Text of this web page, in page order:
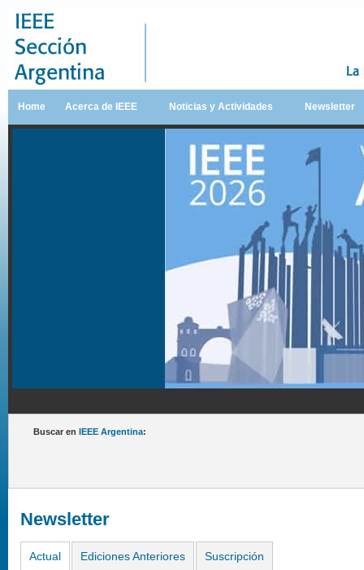
Home Acerca de IEEE Noticias y Actividades Newsletter
Buscar en IEEE Argentina:
Newsletter
Actual Ediciones Anteriores Suscripción